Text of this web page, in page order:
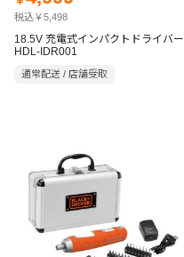
税込￥5,498
18.5V 充電式インパクトドライバー
HDL-IDR001
通常配送 / 店舗受取